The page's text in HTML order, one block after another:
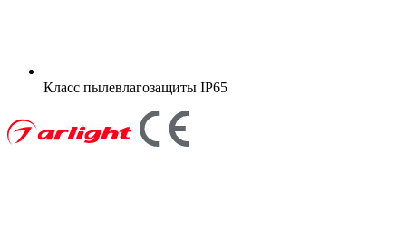
Класс пылевлагозащиты IP65